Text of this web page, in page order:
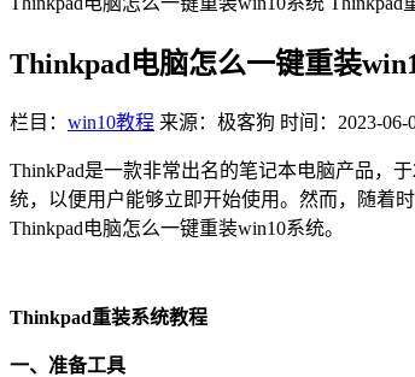
Thinkpad电脑怎么一键重装
栏目： win10教程 来源：极客狗 时间：2023-06-
ThinkPad是一款非常出名的笔记本电脑产品，于
统，以便用户能够立即开始使用。然而，随着
Thinkpad电脑怎么一键重装win10系统。
Thinkpad重装系统教程
一、准备工具